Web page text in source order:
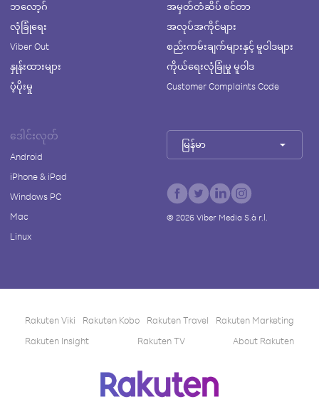
ဘလော့ဂ်
လုံခြုံရေး
Viber Out
နှုန်းထားများ
ပံ့ပိုးမှု
အမှတ်တံဆိပ် စင်တာ
အလုပ်အကိုင်များ
စည်းကမ်းချက်များနှင့် မူဝါဒများ
ကိုယ်ရေးလုံခြုံမှု မူဝါဒ
Customer Complaints Code
ဒေါင်းလုတ်
Android
iPhone & iPad
Windows PC
Mac
Linux
မြန်မာ
© 2026Viber Media S.à r.l.
Rakuten Viki Rakuten Kobo Rakuten Travel
Rakuten Marketing
Rakuten Insight
Rakuten TV About Rakuten